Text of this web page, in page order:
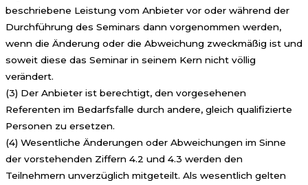
beschriebene Leistung vom Anbieter vor oder während der
Durchführung des Seminars dann vorgenommen werden,
wenn die Änderung oder die Abweichung zweckmäßig ist und
soweit diese das Seminar in seinem Kern nicht völlig
verändert.
(3) Der Anbieter ist berechtigt, den vorgesehenen
Referenten im Bedarfsfalle durch andere, gleich qualifizierte
Personen zu ersetzen.
(4) Wesentliche Änderungen oder Abweichungen im Sinne
der vorstehenden Ziffern 4.2 und 4.3 werden den
Teilnehmern unverzüglich mitgeteilt. Als wesentlich gelten